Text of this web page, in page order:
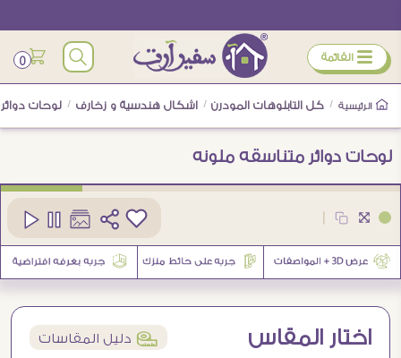
ÿ القائمة 0
الرئيسية / كل التابلوهات المودرن / اشكال هندسية و زخارف / لوحات
لوحات دوائر متناسقه ملونه
اختار المقاس í دليل المقاسات